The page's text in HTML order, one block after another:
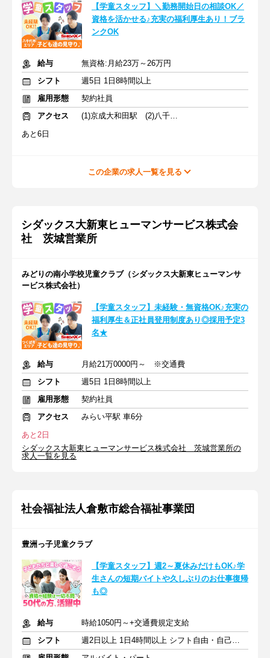
【学童スタッフ】＼勤務開始日の相談OK／
資格を活かせる♪充実の福利厚生あり！ブラ
ンクOK
給与
無資格:月給23万～26万円
シフト
週5日 1日8時間以上
雇用形態
契約社員
アクセス
(1)京成大和田駅 (2)八千代中央駅
あと6日
この企業の求人一覧を見る
シダックス大新東ヒューマンサービス株式会
社 茨城営業所
みどりの南小学校児童クラブ（シダックス大新東ヒューマンサ
ービス株式会社）
【学童スタッフ】未経験・無資格OK♪充実の
福利厚生＆正社員登用制度あり◎採用予定3
名★
給与
月給21万0000円～ ※交通費
シフト
週5日 1日8時間以上
雇用形態
契約社員
アクセス
みらい平駅 車6分
あと2日
シダックス大新東ヒューマンサービス株式会社 茨城営業所の
求人一覧を見る
社会福祉法人倉敷市総合福祉事業団
豊洲っ子児童クラブ
【学童スタッフ】週2～夏休みだけもOK♪学
生さんの短期バイトや久しぶりのお仕事復帰
も◎
給与
時給1050円～+交通費規定支給
シフト
週2日以上 1日4時間以上 シフト自由・自己申告